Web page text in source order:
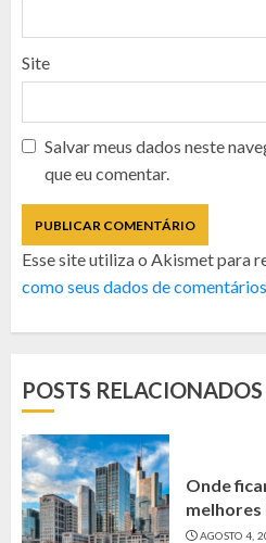
Site
Salvar meus dados neste
que eu comentar.
Esse site utiliza o Akismet para
como seus dados de
POSTS RELACIONADOS
Onde
AGOSTO 4,